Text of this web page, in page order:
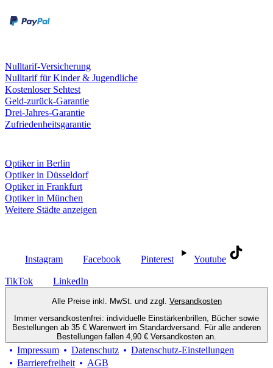
Nulltarif-Versicherung
Nulltarif für Kinder & Jugendliche
Kostenloser Sehtest
Geld-zurück-Garantie
Drei-Jahres-Garantie
Zufriedenheitsgarantie
Optiker in Berlin
Optiker in Düsseldorf
Optiker in Frankfurt
Optiker in München
Weitere Städte anzeigen
Instagram Facebook Pinterest Youtube
TikTok LinkedIn
Alle Preise inkl. MwSt. und zzgl. Versandkosten
Immer versandkostenfrei: individuelle Einstärkenbrillen, Bücher sowie
Bestellungen ab 35 € Warenwert im Standardversand. Für alle anderen
Bestellungen fallen 4,90 € Versandkosten an.
Impressum Datenschutz
Datenschutz-Einstellungen
Barrierefreiheit
AGB